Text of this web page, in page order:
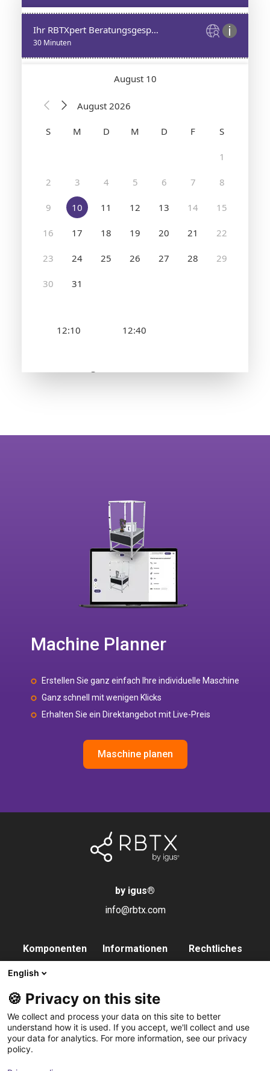
Machine Planner
Erstellen Sie ganz einfach Ihre individuelle Maschine
Ganz schnell mit wenigen Klicks
Erhalten Sie ein Direktangebot mit Live-Preis
Maschine planen
by igus®
info@rbtx.com
Komponenten
Steuerung
Vision
Pneumatik
Informationen
Partner
Kontakt
Newsletter
Rechtliches
English
🍪 Privacy on this site
We collect and process your data on this site to better
understand how it is used. If you accept, we'll collect and use
your data for analytics. For more information, see our privacy
policy.